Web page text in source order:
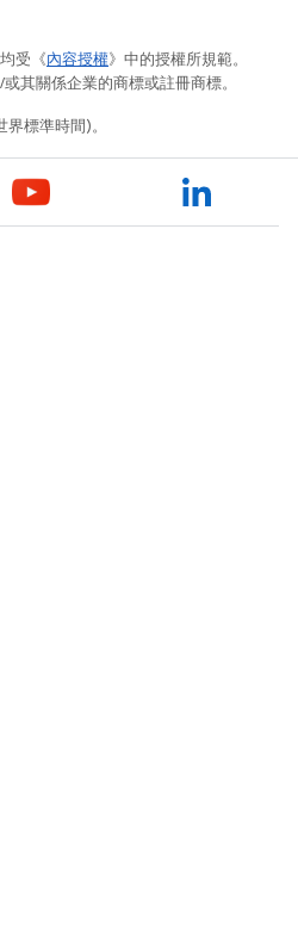
受《內容授權》中的授權所規範。
其關係企業的商標或註冊商標。
標準時間)。